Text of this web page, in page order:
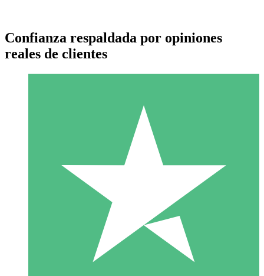
Paquetes de Créditos Individuales
Paga según el uso con créditos de descarga. Sin compromiso
10 00
Confianza respaldada por opiniones
reales de clientes